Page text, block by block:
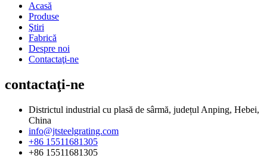
Acasă
Produse
Ştiri
Fabrică
Despre noi
Contactaţi-ne
contactaţi-ne
Districtul industrial cu plasă de sârmă, județul Anping, Hebei,
China
info@jtsteelgrating.com
+86 15511681305
+86 15511681305